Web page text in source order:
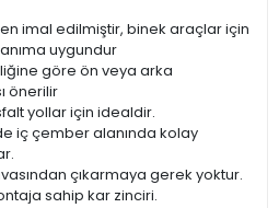
imal edilmiştir, binek araçlar için
uygundur
göre ön veya arka
önerilir
yollar için idealdir.
iç çember alanında kolay
çıkarmaya gerek yoktur.
sahip kar zinciri.